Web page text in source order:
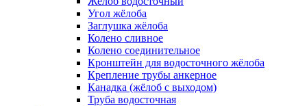
Угол жёлоба
Заглушка жёлоба
Колено сливное
Колено соединительное
Кронштейн для водосточного жёлоба
Крепление трубы анкерное
Канадка (жёлоб с выходом)
Труба водосточная